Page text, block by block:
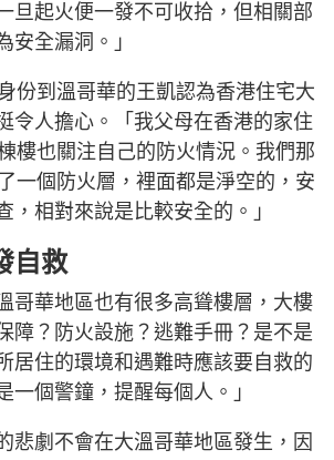
旦起火便一發不可收拾，但相關部
安全漏洞。」
份到溫哥華的王凱認為香港住宅大
令人擔心。「我父母在香港的家住
樓也關注自己的防火情況。我們那
一個防火層，裡面都是淨空的，安
，相對來說是比較安全的。」
自救
哥華地區也有很多高聳樓層，大樓
障？防火設施？逃難手冊？是不是
居住的環境和遇難時應該要自救的
一個警鐘，提醒每個人。」
悲劇不會在大溫哥華地區發生，因